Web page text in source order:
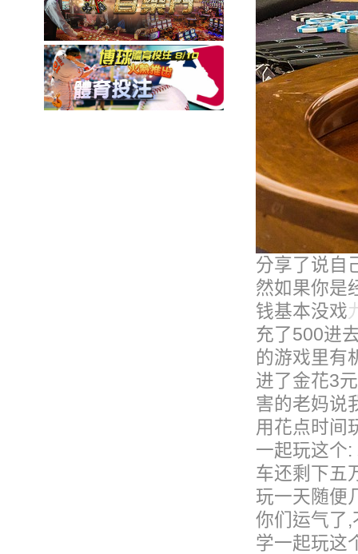
分享了说自
然如果你是
钱基本没戏
充了500进
的游戏里有
进了金花3
害的老妈说
用花点时间
一起玩这个
车还剩下五
玩一天随便
你们运气了
学一起玩这